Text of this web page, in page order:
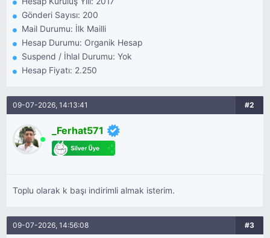
Gönderi Sayısı: 200
Mail Durumu: İlk Mailli
Hesap Durumu: Organik Hesap
Suspend / İhlal Durumu: Yok
Hesap Fiyatı: 2.250
09-07-2026, 14:13:41 #2
_Ferhat571
Toplu olarak k başı indirimli almak isterim.
09-07-2026, 14:56:08 #3